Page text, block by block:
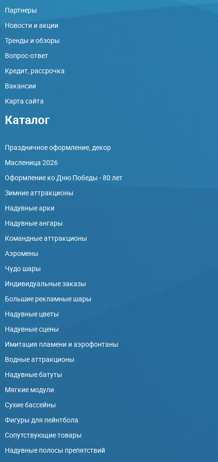
Партнеры
Новости и акции
Тренды и обзоры
Вопрос-ответ
Кредит, рассрочка
Вакансии
Карта сайта
Каталог
Праздничное оформление, декор
Масленица 2026
Оформление ко Дню Победы - 80 лет
Зимние аттракционы
Надувные арки
Надувные ангары
Командные аттракционы
Аэромены
Чудо шары
Индивидуальные заказы
Большие рекламные шары
Надувные цветы
Надувные сцены
Имитация пламени и аэрофонтаны
Водные аттракционы
Надувные батуты
Мягкие модули
Сухие бассейны
Фигуры для пейнтбола
Сопутствующие товары
Надувные полосы препятствий